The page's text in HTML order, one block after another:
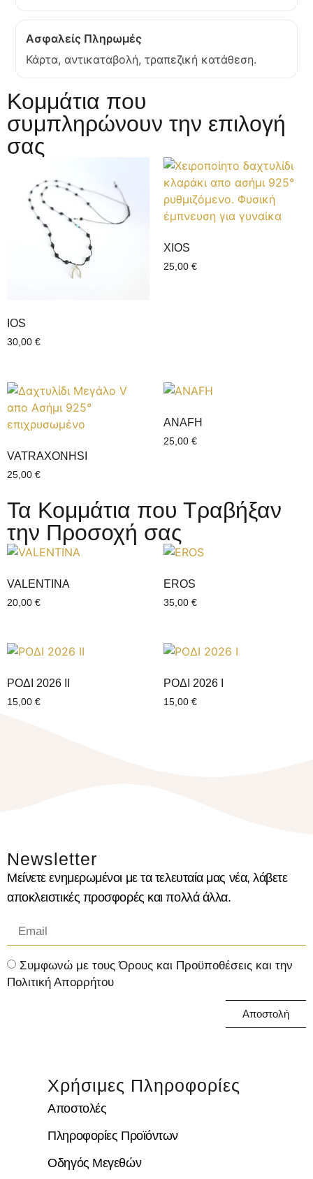
Ασφαλείς Πληρωμές
Κάρτα, αντικαταβολή, τραπεζική κατάθεση.
Κομμάτια που
συμπληρώνουν την επιλογή
σας
IOS
30,00 €
XIOS
25,00 €
VATRAXONHSI
25,00 €
ANAFH
25,00 €
Τα Κομμάτια που Τραβήξαν
την Προσοχή σας
VALENTINΑ
20,00 €
EROS
35,00 €
ΡΟΔΙ 2026 ΙI
15,00 €
ΡΟΔΙ 2026 Ι
15,00 €
Newsletter
Μείνετε ενημερωμένοι με τα τελευταία μας νέα, λάβετε
αποκλειστικές προσφορές και πολλά άλλα.
Συμφωνώ με τους Όρους και Προϋποθέσεις και την
Πολιτική Απορρήτου
Αποστολή
Χρήσιμες Πληροφορίες
Αποστολές
Πληροφορίες Προϊόντων
Οδηγός Μεγεθών